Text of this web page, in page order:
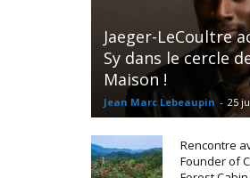
Jaeger-LeCoultre
Sy dans le cercle
Maison !
Jean Marc Lebeaupin - 25
Rencontre
Founder of